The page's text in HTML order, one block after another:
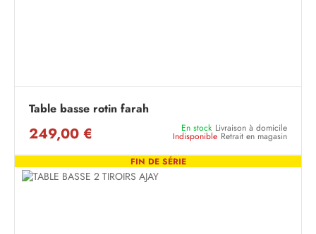
Table basse rotin farah
249,00 € En stock Livraison à domicile
Indisponible Retrait en magasin
FIN DE SÉRIE